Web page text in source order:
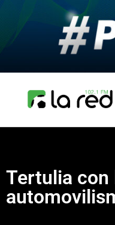
Tertulia con